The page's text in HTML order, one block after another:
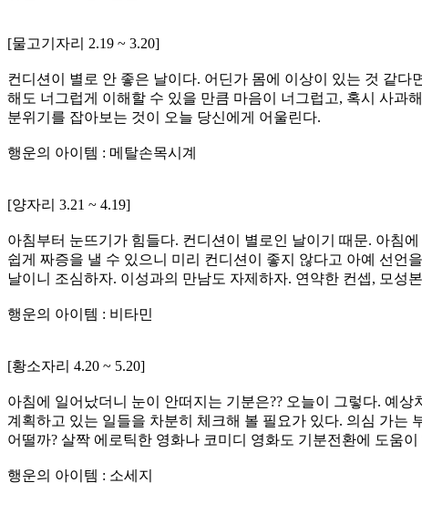
[물고기자리 2.19 ~ 3.20]
컨디션이 별로 안 좋은 날이다. 어딘가 몸에 이상이 있는 것 같
해도 너그럽게 이해할 수 있을 만큼 마음이 너그럽고, 혹시 사과
분위기를 잡아보는 것이 오늘 당신에게 어울린다.
행운의 아이템 : 메탈손목시계
[양자리 3.21 ~ 4.19]
아침부터 눈뜨기가 힘들다. 컨디션이 별로인 날이기 때문. 아침
쉽게 짜증을 낼 수 있으니 미리 컨디션이 좋지 않다고 아예 선언
날이니 조심하자. 이성과의 만남도 자제하자. 연약한 컨셉, 모성
행운의 아이템 : 비타민
[황소자리 4.20 ~ 5.20]
아침에 일어났더니 눈이 안떠지는 기분은?? 오늘이 그렇다. 예
계획하고 있는 일들을 차분히 체크해 볼 필요가 있다. 의심 가는
어떨까? 살짝 에로틱한 영화나 코미디 영화도 기분전환에 도움
행운의 아이템 : 소세지